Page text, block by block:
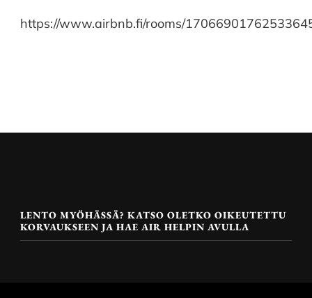
https://www.airbnb.fi/rooms/
LENTO MYÖHÄSSÄ? KATSO OLETKO OIKEUTETTU
KORVAUKSEEN JA HAE AIR HELPIN AVULLA